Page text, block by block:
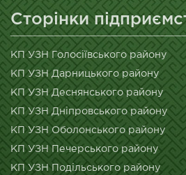
Сторінки
КП УЗН Голосіївського району
КП УЗН Дарницького району
КП УЗН Деснянського району
КП УЗН Дніпровського району
КП УЗН Оболонського району
КП УЗН Печерського району
КП УЗН Подільського району